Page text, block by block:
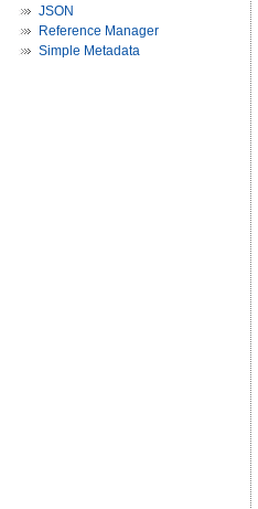
JSON
Reference Manager
Simple Metadata